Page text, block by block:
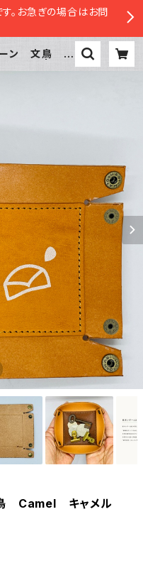
。お急ぎの場合はお問
ーン 文鳥 C
てストア
鳥 Camel キャメル